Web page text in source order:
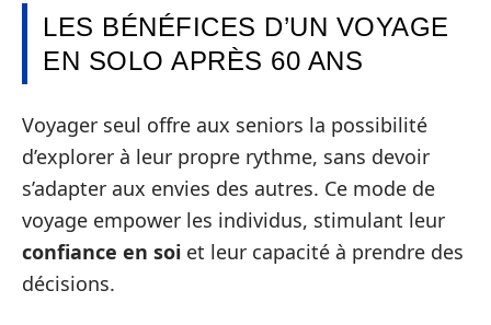
LES BÉNÉFICES D’UN VOYAGE
EN SOLO APRÈS 60 ANS
Voyager seul offre aux seniors la possibilité
d’explorer à leur propre rythme, sans devoir
s’adapter aux envies des autres. Ce mode de
voyage empower les individus, stimulant leur
confiance en soi et leur capacité à prendre des
décisions.